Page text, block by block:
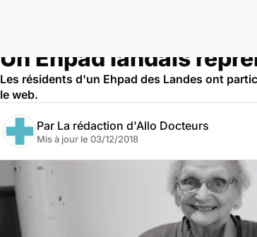
Un Ehpad landais
Les résidents d'un Ehpad des Landes ont
le web.
Par La rédaction d'Allo Docteurs
Mis à jour le 03/12/2018